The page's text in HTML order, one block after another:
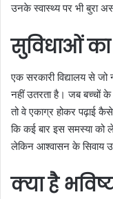
उनके स्वास्थ्य पर भी बुरा
सुविधाओं का
एक सरकारी विद्यालय से
नहीं उतरता है। जब बच्चों के
तो वे एकाग्र होकर पढ़ाई
कि कई बार इस समस्या को
लेकिन आश्वासन के सिवाय
क्या है